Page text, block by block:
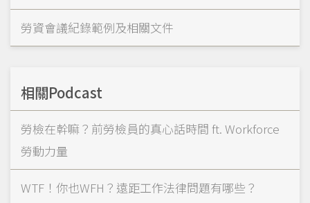
勞資會議紀錄範例及相關文件
相關Podcast
勞檢在幹嘛？前勞檢員的真心話時間 ft. Workforce
勞動力量
WTF！你也WFH？遠距工作法律問題有哪些？